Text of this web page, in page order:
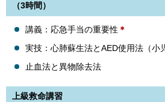
（3時間）
講義：応急手当の重要性 ＊
実技：心肺蘇生法とAED使用法（小
止血法と異物除去法
上級救命講習